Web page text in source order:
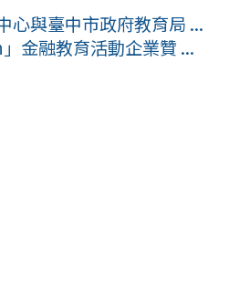
心與臺中市政府教育局 ...
金融教育活動企業贊 ...